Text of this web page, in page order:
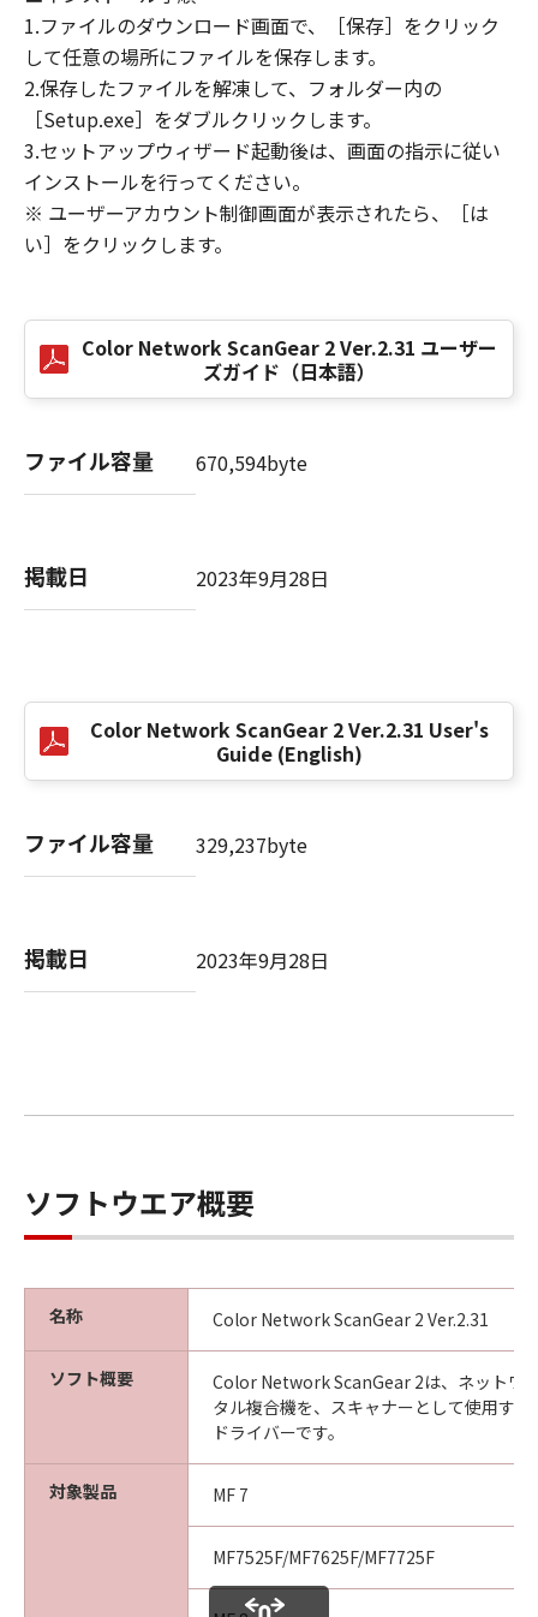
(3) お客様が本契約書のいずれかの条項に違反
した場合、本契約書は直ちに終了します。
(4) お客様は、上記(3)によって本契約書が終了
した場合、速やかに、「本ソフトウェア」およ
びその複製物のすべてを廃棄または消去するも
のとします。
(5）上記にかかわらず、本契約書第2条、第4条
から第7条まで、第8条第4項および第10条の規
定は、本契約書の終了後も効力を有します。
NOTICE
“米国政府エンドユーザー”とは、米国政府の機
関また団体を意味します。もしお客様が米国政
用されます：The SOFTWARE is a "commercial
item," as that term is defined at 48 C.F.R.
computer software documentation," as such
terms are used in 48 C.F.R. 12.212 (Sept 1995).
the SOFTWARE with only those rights set
forth herein. The manufacturer is Canon
Inc./30-2, Shimomaruko 3-chome, Ohta-ku,
本条項中で使用される"the SOFTWARE"とは、
本契約書中で定義される「本ソフトウェア」を
意味し、指し示すものとします。
10．分離可能性
本契約書のいずれかの条項またはその一部が法
律により無効であると決定された場合でも、そ
キヤノン株式会社
1.ファイルのダウンロード画面で、［保存］をクリック
して任意の場所にファイルを保存します。
2.保存したファイルを解凍して、フォルダー内の
［Setup.exe］をダブルクリックします。
3.セットアップウィザード起動後は、画面の指示に従い
インストールを行ってください。
※ ユーザーアカウント制御画面が表示されたら、［は
い］をクリックします。
Color Network ScanGear 2 Ver.2.31 ユーザー
ズガイド（日本語）
ファイル容量 670,594byte
掲載日 2023年9月28日
Color Network ScanGear 2 Ver.2.31 User's
Guide (English)
ファイル容量 329,237byte
掲載日 2023年9月28日
ソフトウエア概要
名称 Color Network ScanGear 2 Ver.2.31
ソフト概要
Color Network ScanGear 2は、ネットワ
タル複合機を、スキャナーとして使用す
ドライバーです。
対象製品 MF 7
MF7525F/MF7625F/MF7725F